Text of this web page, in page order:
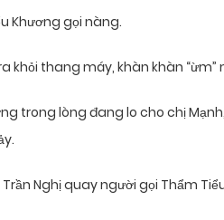
Khương gọi nàng.
khỏi thang máy, khàn khàn “ừm”
trong lòng đang lo cho chị
Nghị quay người gọi Thẩm